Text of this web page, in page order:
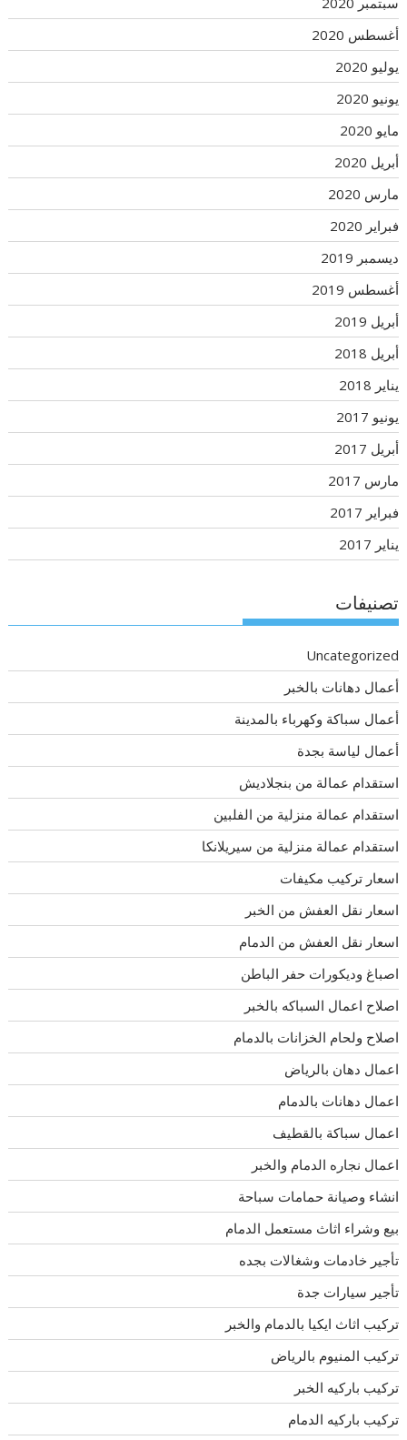
أغسطس 2020
يوليو 2020
يونيو 2020
مايو 2020
أبريل 2020
مارس 2020
فبراير 2020
ديسمبر 2019
أغسطس 2019
أبريل 2019
أبريل 2018
يناير 2018
يونيو 2017
أبريل 2017
مارس 2017
فبراير 2017
يناير 2017
تصنيفات
Uncategorized
أعمال دهانات بالخبر
أعمال سباكة وكهرباء بالمدينة
أعمال لياسة بجدة
استقدام عمالة من بنجلاديش
استقدام عمالة منزلية من الفلبين
استقدام عمالة منزلية من سيريلانكا
اسعار تركيب مكيفات
اسعار نقل العفش من الخبر
اسعار نقل العفش من الدمام
اصباغ وديكورات حفر الباطن
اصلاح اعمال السباكه بالخبر
اصلاح ولحام الخزانات بالدمام
اعمال دهان بالرياض
اعمال دهانات بالدمام
اعمال سباكة بالقطيف
اعمال نجاره الدمام والخبر
انشاء وصيانة حمامات سباحة
بيع وشراء اثاث مستعمل الدمام
تأجير خادمات وشغالات بجده
تأجير سيارات جدة
تركيب اثاث ايكيا بالدمام والخبر
تركيب المنيوم بالرياض
تركيب باركيه الخبر
تركيب باركيه الدمام